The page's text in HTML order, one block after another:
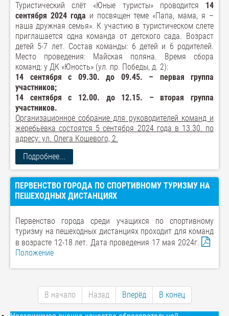
Туристический слёт «Юные туристы» проводится 14
сентября 2024 года и посвящен теме «Папа, мама, я –
наша дружная семья». К участию в туристическом слете
приглашается одна команда от детского сада. Возраст
детей 5-7 лет. Состав команды: 6 детей и 6 родителей.
Место проведения: Майская поляна. Время сбора
команд: у ДК «Юность» (ул. пр. Победы, д. 2):
14 сентября с 09.30. до 09.45. – первая группа
участников;
14 сентября с 12.00. до 12.15. – вторая группа
участников.
Организационное собрание для руководителей команд и
жеребьевка состоятся 5 сентября 2024 года в 13.30. по
адресу: ул. Олега Кошевого, 2.
Подробнее...
ПЕРВЕНСТВО ГОРОДА ПО СПОРТИВНОМУ ТУРИЗМУ НА
ПЕШЕХОДНЫХ ДИСТАНЦИЯХ
Первенство города среди учащихся по спортивному
туризму на пешеходных дистанциях проходит для команд
в возрасте 12-18 лет. Дата проведения 17 мая 2024г.
Положение
В начало Назад Вперёд В конец